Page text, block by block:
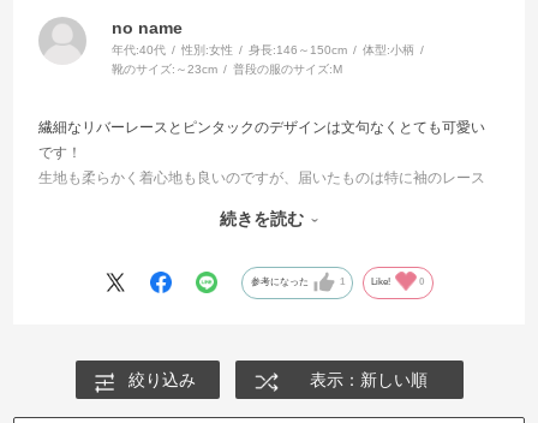
no name
年代:40代 性別:女性 身長:146～150cm 体型:小柄
靴のサイズ: ～23cm 普段の服のサイズ:M
繊細なリバーレースとピンタックのデザインは文句なくとても可愛い
です！
生地も柔らかく着心地も良いのですが、届いたものは特に袖のレース
ゴデニムが移染したような感じ)
トートバッグと比較すると同じ白でも色の差が結構あります。
ちなみに洗濯しても変わりませんでした…残念。
届いた時はこういう感じのものかと思っていましたが、もしかしたら
続きを読む
参考になった 1 Like! 0
絞り込み 表示：新しい順